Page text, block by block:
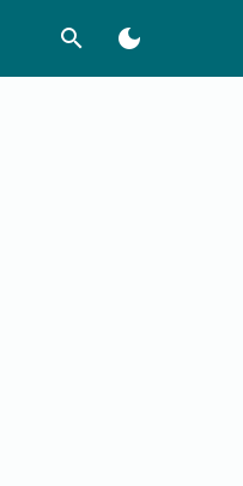
search dark_mode